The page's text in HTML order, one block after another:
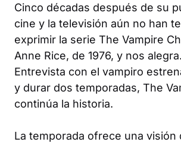
Cinco décadas después de su
cine y la televisión aún no han
exprimir la serie The Vampire
Anne Rice, de 1976, y nos
Entrevista con el vampiro
y durar dos temporadas, The
continúa la historia.
La temporada ofrece una visión